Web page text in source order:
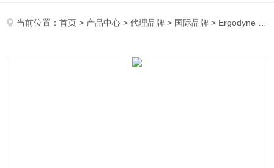
当前位置：首页 > 产品中心 >代理品牌 > 国际品牌 > Ergodyne 特约代理